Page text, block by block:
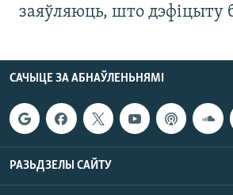
заяўляюць, што дэфіцыту
САЧЫЦЕ ЗА АБНАЎЛЕНЬНЯМІ
РАЗЬДЗЕЛЫ САЙТУ